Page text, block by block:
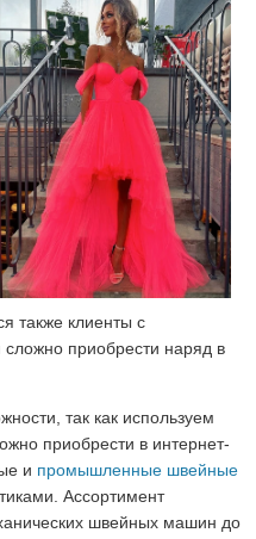
также клиенты с
приобрести наряд в
так как используем
приобрести в интернет-
и промышленные швейные
Ассортимент
швейных машин до